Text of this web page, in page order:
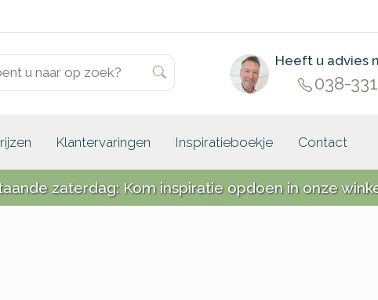
Heeft u advies
038-
Klantervaringen Inspiratieboekje Contact
zaterdag: Kom inspiratie opdoen in onze